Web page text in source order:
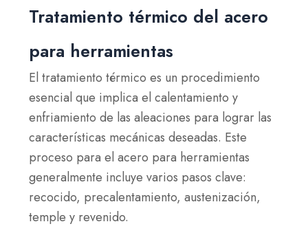
Tratamiento térmico del acero
para herramientas
El tratamiento térmico es un procedimiento
esencial que implica el calentamiento y
enfriamiento de las aleaciones para lograr las
características mecánicas deseadas. Este
proceso para el acero para herramientas
generalmente incluye varios pasos clave:
recocido, precalentamiento, austenización,
temple y revenido.